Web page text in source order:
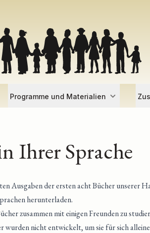
Programme und Materialien
Ihrer Sprache
Ausgaben der ersten acht Bücher unserer
herunterladen.
zusammen mit einigen Freunden zu
wurden nicht entwickelt, um sie für sich